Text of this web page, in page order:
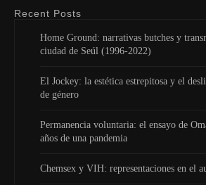
Recent Posts
Home Ground: narrativas butches y
ciudad de Seúl (1996-2022)
El Jockey: la estética estrepitosa y el
de género
Permanencia voluntaria: el ensayo de
años de una pandemia
Chemsex y VIH: representaciones en el